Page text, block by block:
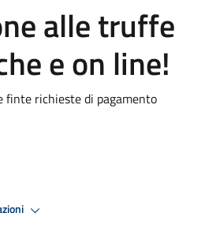
alle truffe
e on line!
finte richieste di pagamento